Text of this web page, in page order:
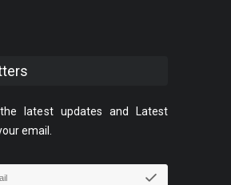
latest updates and Latest
email.